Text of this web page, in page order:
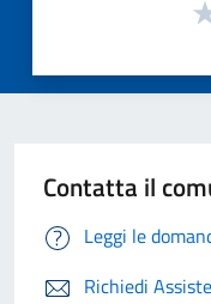
Contatta il
Leggi le
Richiedi